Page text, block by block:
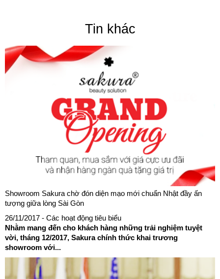
Tin khác
Showroom Sakura chờ đón diện mạo mới chuẩn Nhật đầy ấn
tượng giữa lòng Sài Gòn
26/11/2017 - Các hoạt động tiêu biểu
Nhằm mang đến cho khách hàng những trải nghiệm tuyệt
vời, tháng 12/2017, Sakura chính thức khai trương
showroom với...